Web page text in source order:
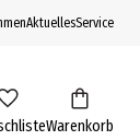
AktuellesService
Warenkorb